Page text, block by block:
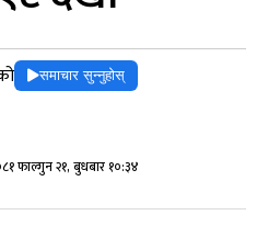
समाचार सुन्नुहोस्
फाल्गुन २१, बुधबार १०:३४